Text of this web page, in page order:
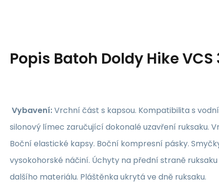
Popis Batoh Doldy Hike VCS
Vybavení:Vrchní část s kapsou. Kompatibilita s
silonový límec zaručující dokonalé uzavření ruksaku.
Boční elastické kapsy. Boční kompresní pásky.
vysokohorské náčiní. Úchyty na přední straně
dalšího materiálu. Pláštěnka ukrytá ve dně ruksaku.